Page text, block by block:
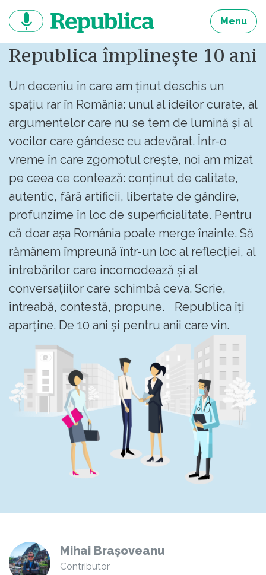
continut
Menu
Republica împlinește 10 ani
Un deceniu în care am ținut deschis un
spațiu rar în România: unul al ideilor curate, al
argumentelor care nu se tem de lumină și al
vocilor care gândesc cu adevărat. Într-o
vreme în care zgomotul crește, noi am mizat
pe ceea ce contează: conținut de calitate,
autentic, fără artificii, libertate de gândire,
profunzime în loc de superficialitate. Pentru
că doar așa România poate merge înainte. Să
rămânem împreună într-un loc al reflecției, al
întrebărilor care incomodează și al
conversațiilor care schimbă ceva. Scrie,
întreabă, contestă, propune. Republica îți
aparține. De 10 ani și pentru anii care vin.
Mihai Brașoveanu
Contributor